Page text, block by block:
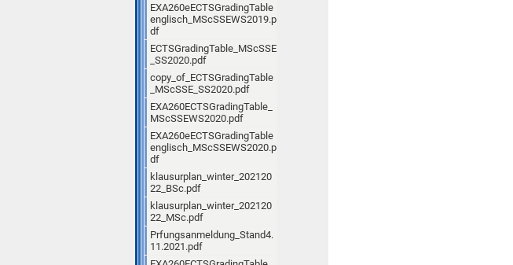
EXA260eECTSGradingTable
englisch_MScSSEWS2019.p
df
ECTSGradingTable_MScSSE
_SS2020.pdf
copy_of_ECTSGradingTable
_MScSSE_SS2020.pdf
EXA260ECTSGradingTable_
MScSSEWS2020.pdf
EXA260eECTSGradingTable
englisch_MScSSEWS2020.p
df
klausurplan_winter_202120
22_BSc.pdf
klausurplan_winter_202120
22_MSc.pdf
Prfungsanmeldung_Stand4.
11.2021.pdf